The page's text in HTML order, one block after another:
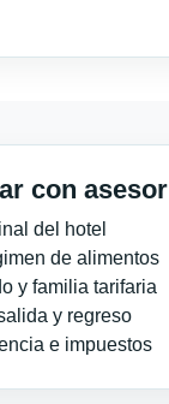
con asesor
del hotel
de alimentos
y familia tarifaria
y regreso
e impuestos